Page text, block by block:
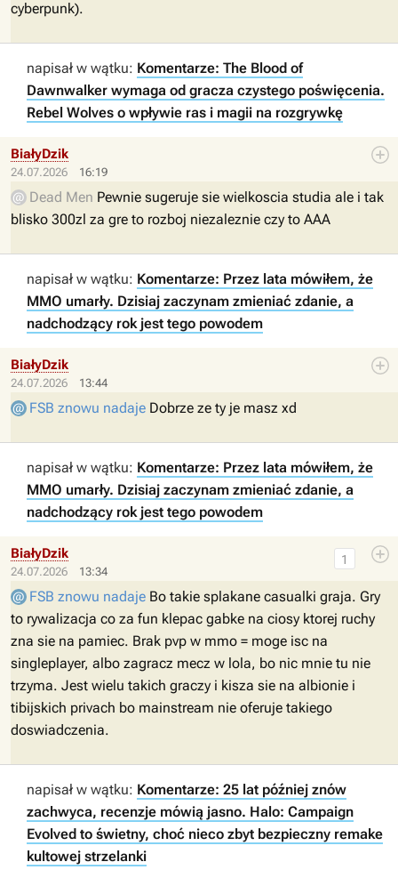
cyberpunk).
napisał w wątku: Komentarze: The Blood of
Dawnwalker wymaga od gracza czystego poświęcenia.
Rebel Wolves o wpływie ras i magii na rozgrywkę
24.07.2026 16:19
BiałyDzik
Dead Men Pewnie sugeruje sie wielkoscia studia ale i tak
blisko 300zl za gre to rozboj niezaleznie czy to AAA
napisał w wątku: Komentarze: Przez lata mówiłem, że
MMO umarły. Dzisiaj zaczynam zmieniać zdanie, a
nadchodzący rok jest tego powodem
24.07.2026 13:44
BiałyDzik
FSB znowu nadaje Dobrze ze ty je masz xd
napisał w wątku: Komentarze: Przez lata mówiłem, że
MMO umarły. Dzisiaj zaczynam zmieniać zdanie, a
nadchodzący rok jest tego powodem
24.07.2026 13:34
1
BiałyDzik
FSB znowu nadaje Bo takie splakane casualki graja. Gry
to rywalizacja co za fun klepac gabke na ciosy ktorej ruchy
zna sie na pamiec. Brak pvp w mmo = moge isc na
singleplayer, albo zagracz mecz w lola, bo nic mnie tu nie
trzyma. Jest wielu takich graczy i kisza sie na albionie i
tibijskich privach bo mainstream nie oferuje takiego
doswiadczenia.
napisał w wątku: Komentarze: 25 lat później znów
zachwyca, recenzje mówią jasno. Halo: Campaign
Evolved to świetny, choć nieco zbyt bezpieczny remake
kultowej strzelanki